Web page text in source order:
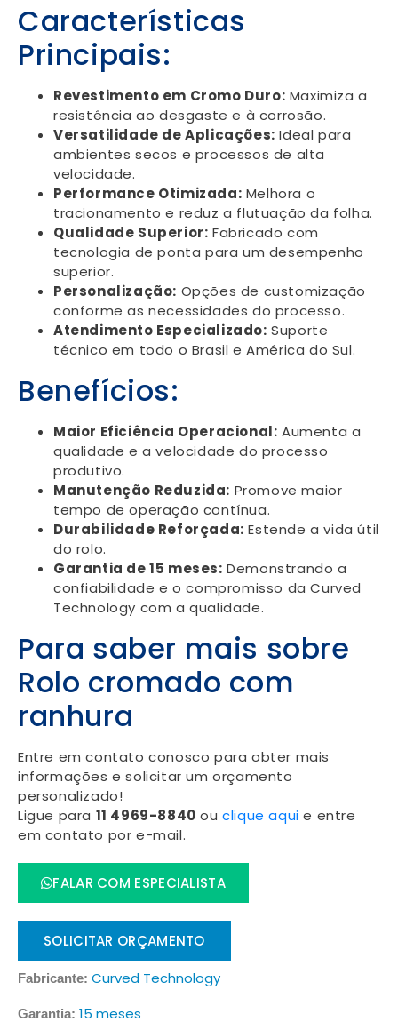
Características
Principais:
Revestimento em Cromo Duro: Maximiza a
resistência ao desgaste e à corrosão.
Versatilidade de Aplicações: Ideal para
ambientes secos e processos de alta
velocidade.
Performance Otimizada: Melhora o
tracionamento e reduz a flutuação da folha.
Qualidade Superior: Fabricado com
tecnologia de ponta para um desempenho
superior.
Personalização: Opções de customização
conforme as necessidades do processo.
Atendimento Especializado: Suporte
técnico em todo o Brasil e América do Sul.
Benefícios:
Maior Eficiência Operacional: Aumenta a
qualidade e a velocidade do processo
produtivo.
Manutenção Reduzida: Promove maior
tempo de operação contínua.
Durabilidade Reforçada: Estende a vida útil
do rolo.
Garantia de 15 meses: Demonstrando a
confiabilidade e o compromisso da Curved
Technology com a qualidade.
Para saber mais sobre
Rolo cromado com
ranhura
Entre em contato conosco para obter mais
informações e solicitar um orçamento
personalizado!
Ligue para 11 4969-8840 ouclique aqui e entre
em contato por e-mail.
FALAR COM ESPECIALISTA
SOLICITAR ORÇAMENTO
Fabricante: Curved Technology
Garantia: 15 meses